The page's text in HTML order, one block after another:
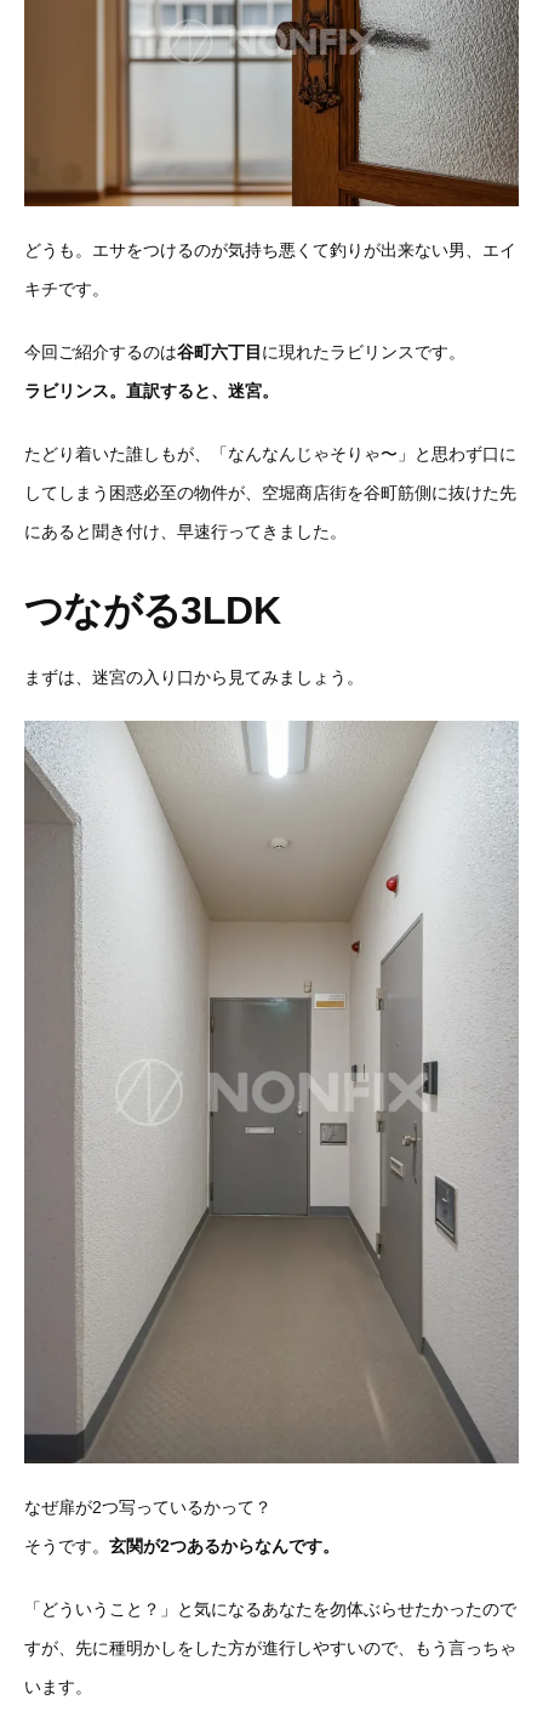
どうも。エサをつけるのが気持ち悪くて釣りが出来ない男、エイ
キチです。
今回ご紹介するのは谷町六丁目 に現れたラビリンスです。
ラビリンス。直訳すると、迷宮。
たどり着いた誰しもが、「なんなんじゃそりゃ〜」と思わず口に
してしまう困惑必至の物件が、空堀商店街を谷町筋側に抜けた先
にあると聞き付け、早速行ってきました。
つながる3LDK
まずは、迷宮の入り口から見てみましょう。
なぜ扉が2つ写っているかって？
そうです。 玄関が2つあるからなんです。
「どういうこと？」と気になるあなたを勿体ぶらせたかったので
すが、先に種明かしをした方が進行しやすいので、もう言っちゃ
います。